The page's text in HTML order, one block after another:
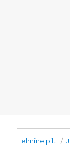
Eelmine pilt